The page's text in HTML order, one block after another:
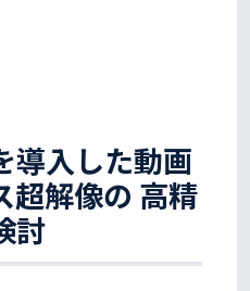
導入した動画
超解像の 高精
討